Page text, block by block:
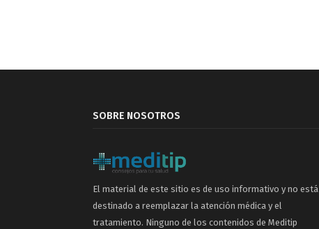
SOBRE NOSOTROS
El material de este sitio es de uso informativo y no está
destinado a reemplazar la atención médica y el
tratamiento. Ninguno de los contenidos de Meditip